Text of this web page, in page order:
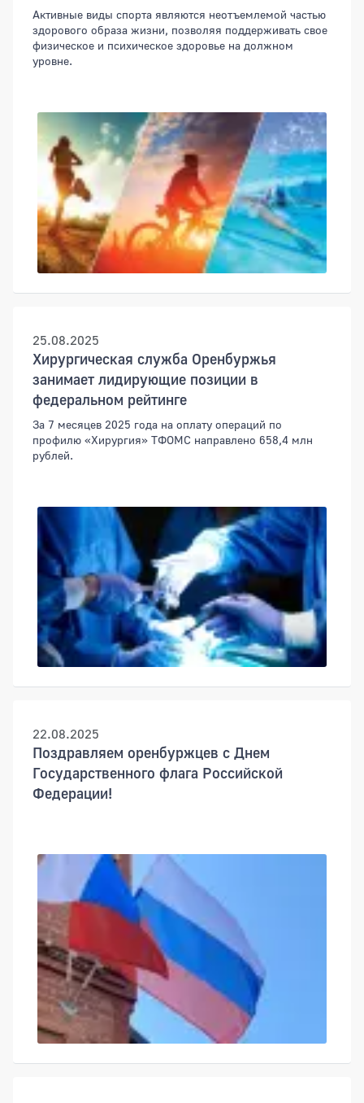
Активные виды спорта являются неотъемлемой частью
здорового образа жизни, позволяя поддерживать свое
физическое и психическое здоровье на должном
уровне.
25.08.2025
Хирургическая служба Оренбуржья
занимает лидирующие позиции в
федеральном рейтинге
За 7 месяцев 2025 года на оплату операций по
профилю «Хирургия» ТФОМС направлено 658,4 млн
рублей.
22.08.2025
Поздравляем оренбуржцев с Днем
Государственного флага Российской
Федерации!